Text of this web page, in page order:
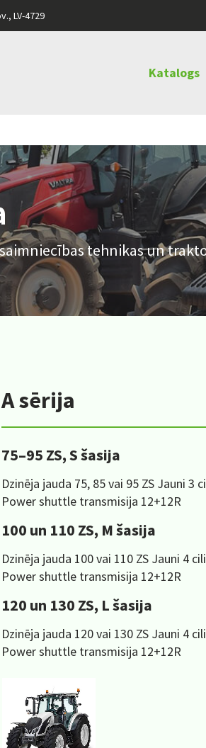
LV-4729
Katalogs
tehnikas un
A sērija
75–95 ZS, S šasija
Dzinēja jauda 75, 85 vai 95 ZS Jauni
Power shuttle transmisija 12+12R
100 un 110 ZS, M šasija
Dzinēja jauda 100 vai 110 ZS Jauni 4
Power shuttle transmisija 12+12R
120 un 130 ZS, L šasija
Dzinēja jauda 120 vai 130 ZS Jauni 4
Power shuttle transmisija 12+12R